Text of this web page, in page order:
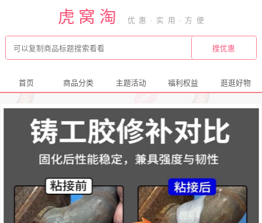
虎窝淘
首页 商品分类 主题活动 福利权益 逛逛好物